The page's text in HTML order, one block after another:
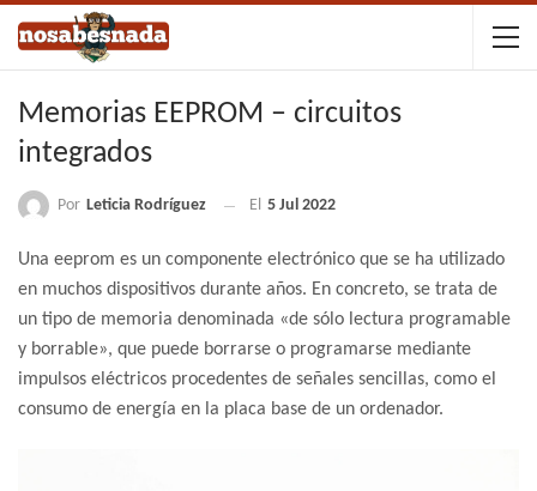
Memorias EEPROM – circuitos
integrados
Por Leticia Rodríguez El 5 Jul 2022
Una eeprom es un componente electrónico que se ha utilizado
en muchos dispositivos durante años. En concreto, se trata de
un tipo de memoria denominada «de sólo lectura programable
y borrable», que puede borrarse o programarse mediante
impulsos eléctricos procedentes de señales sencillas, como el
consumo de energía en la placa base de un ordenador.